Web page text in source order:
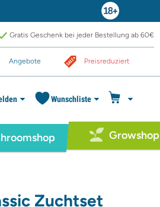
Gratis Geschenk bei jeder Bestellung ab 60€
Angebote Preisreduziert
Wunschliste
Growshop
Zuchtset